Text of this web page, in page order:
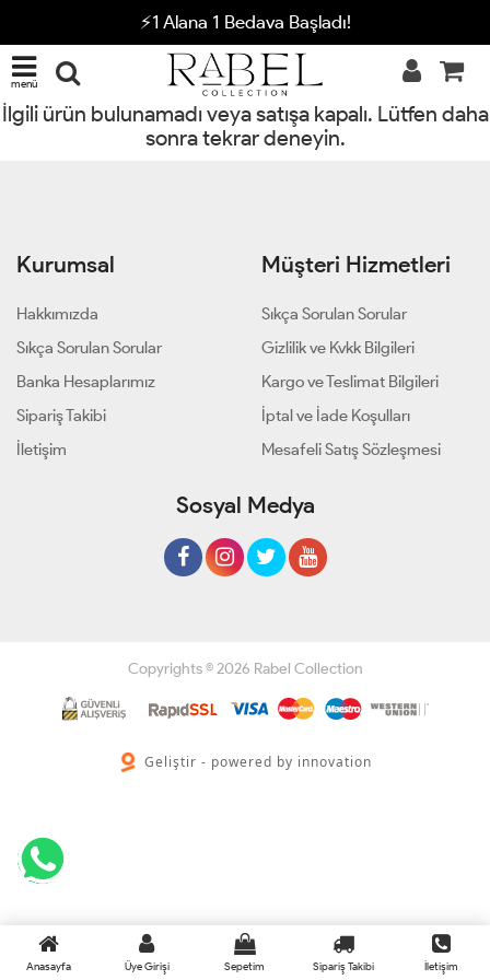
⚡1 Alana 1 Bedava Başladı!
menü
İlgili ürün bulunamadı veya satışa kapalı. Lütfen daha
sonra tekrar deneyin.
Kurumsal
Hakkımızda
Sıkça Sorulan Sorular
Banka Hesaplarımız
Sipariş Takibi
İletişim
Müşteri Hizmetleri
Sıkça Sorulan Sorular
Gizlilik ve Kvkk Bilgileri
Kargo ve Teslimat Bilgileri
İptal ve İade Koşulları
Mesafeli Satış Sözleşmesi
Sosyal Medya
Copyrights © 2026 Rabel Collection
Geliştir - powered by innovation
Anasayfa Üye Girişi Sepetim Sipariş Takibi İletişim